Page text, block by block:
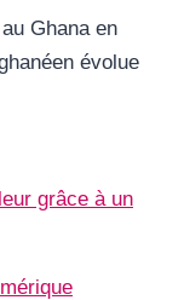
Ghana en
évolue